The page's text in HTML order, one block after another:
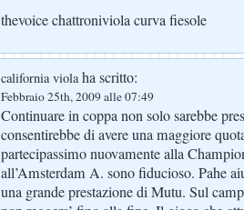
thevoice chattroniviola curva fiesole
california violaha scritto:
Febbraio 25th, 2009 alle 07:49
Continuare in coppa non solo sarebbe
consentirebbe di avere una maggiore
partecipassimo nuovamente alla
all’Amsterdam A. sono fiducioso. Pahe
una grande prestazione di Mutu. Sul